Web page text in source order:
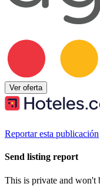
Ver oferta
Reportar esta publicación
Send listing report
This is private and won't